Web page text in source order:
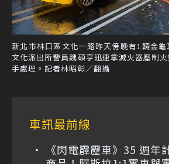
新北市林口區文化一路昨天傍晚有1輛金龜
文化派出所警員魏碩亨迅速拿滅火器壓制
手處理。記者林昭彰／翻攝
車訊最前線
《閃電霹靂車》35 週年